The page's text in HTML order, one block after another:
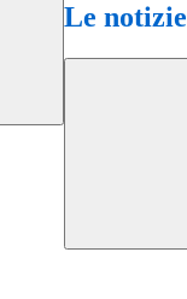
Le notizie